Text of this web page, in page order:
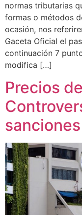
normas tributarias
formas o métodos
ocasión, nos
Gaceta Oficial el
continuación 7
modifica […]
Precios
sanciones